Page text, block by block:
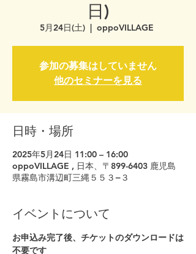
日)
5月24日(土)
  |
oppoVILLAGE
参加の募集はしていません
他のセミナーを見る
日時・場所
2025年5月24日 11:00 – 16:00
oppoVILLAGE , 日本、〒899-6403 鹿児島
県霧島市溝辺町三縄５５３−３
イベントについて
お申込み完了後、チケットのダウンロードは
不要です